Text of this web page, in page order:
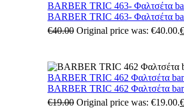
BARBER TRIC 463- Φαλτσέτα
BARBER TRIC 463- Φαλτσέτα
€40.00 Original price was: €40.00.€
BARBER TRIC 462 Φαλτσέτα
BARBER TRIC 462 Φαλτσέτα
€19.00 Original price was: €19.00.€